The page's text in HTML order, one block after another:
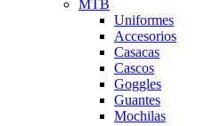
MTB
Uniformes
Accesorios
Casacas
Cascos
Goggles
Guantes
Mochilas